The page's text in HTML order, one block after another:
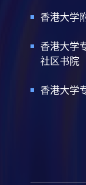
香港大学
香港大学
社区书院
香港大学